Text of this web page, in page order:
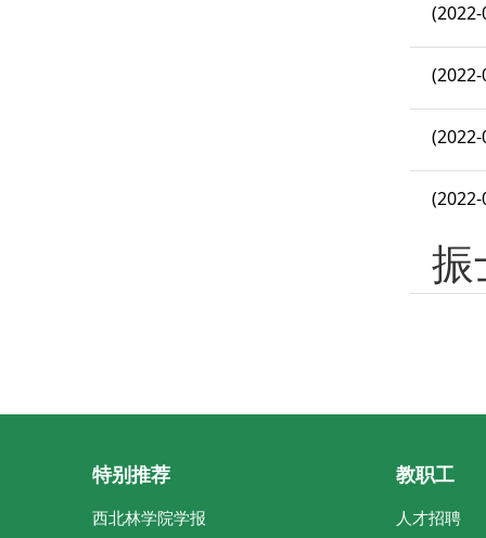
振
特别推荐
西北林学院学报
教职工
人才招聘